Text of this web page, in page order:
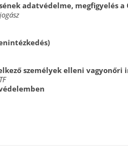
adatvédelme, megfigyelés a
személyek elleni vagyonőri